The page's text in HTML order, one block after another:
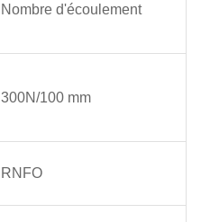
Nombre d'écoulement
300N/100 mm
RNFO